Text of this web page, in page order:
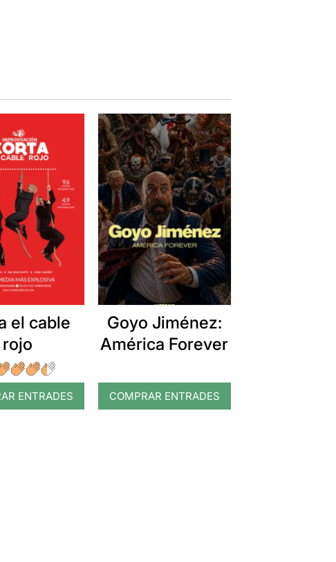
el cable
rojo
ENTRADES
Goyo Jiménez:
América Forever
COMPRAR ENTRADES